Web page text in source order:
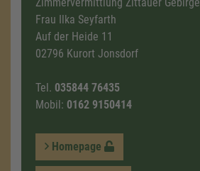
Frau Ilka Seyfarth
Auf der Heide 11
02796 Kurort Jonsdorf
Tel. 035844 76435
Mobil: 0162 9150414
Homepage